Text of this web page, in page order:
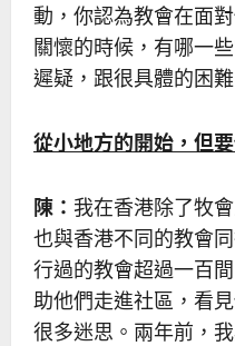
動，你認為教會在面
關懷的時候，有哪一
遲疑，跟很具體的困難
從小地方的開始，但
陳： 我在香港除了牧會
也與香港不同的教會
行過的教會超過一百
助他們走進社區，看
很多迷思。兩年前，